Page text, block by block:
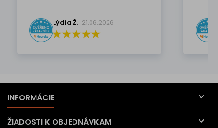
Lýdia Ž. 21.06.2026
INFORMÁCIE 
ŽIADOSTI K OBJEDNÁVKAM 